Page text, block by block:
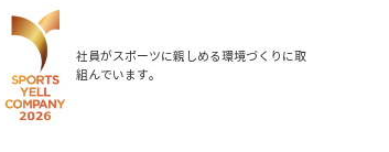
社員がスポーツに親しめる環境づくりに取
組んでいます。